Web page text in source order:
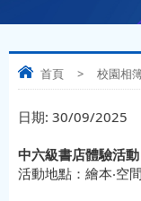
首頁 > 校園相
日期: 30/09/2025
中六級書店體驗活動
活動地點：繪本‧空